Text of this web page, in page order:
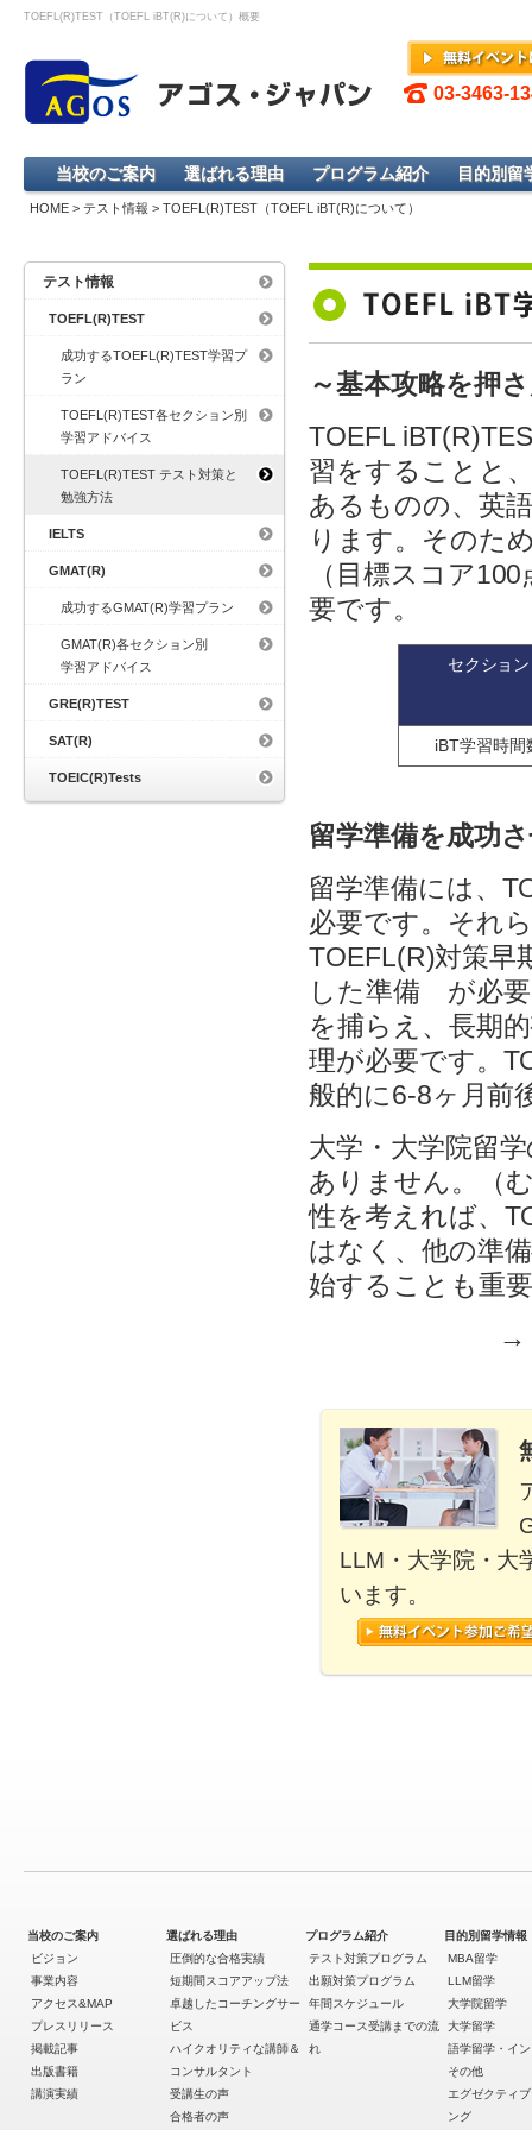
TOEFL(R)TEST（TOEFL iBT(R)について）概要
03-3463-
当校のご案内 選ばれる理由 プログラム紹介 目的別留
HOME > テスト情報 > TOEFL(R)TEST（TOEFL iBT(R)について）
テスト情報
TOEFL(R)TEST
成功するTOEFL(R)TEST学習プ
ラン
TOEFL(R)TEST各セクション別
学習アドバイス
TOEFL(R)TEST テスト対策と
勉強方法
IELTS
GMAT(R)
成功するGMAT(R)学習プラン
GMAT(R)各セクション別
学習アドバイス
GRE(R)TEST
SAT(R)
TOEIC(R)Tests
～基本攻略を押
TOEFL
習をすることと
あるものの、英
ります。そのた
（目標スコア
要です。
セクション
iBT学習時間
留学準備を成功
留学準備には、
必要です。それ
TOEFL(R)対策
した準備 が必要
を捕らえ、長期
理が必要です。
般的に6-8ヶ月前
大学・大学院留
ありません。（
性を考えれば、
はなく、他の準
始することも重
→
LLM・大学院・大
います。
当校のご案内
ビジョン
事業内容
アクセス&MAP
プレスリリース
掲載記事
出版書籍
講演実績
選ばれる理由
圧倒的な合格実績
短期間スコアアップ法
卓越したコーチングサー
ビス
ハイクオリティな講師＆
コンサルタント
受講生の声
合格者の声
プログラム紹介
テスト対策プログラム
出願対策プログラム
年間スケジュール
通学コース受講までの流
れ
目的別留学情報
MBA留学
LLM留学
大学院留学
大学留学
語学留学・イ
その他
エグゼクティ
ング